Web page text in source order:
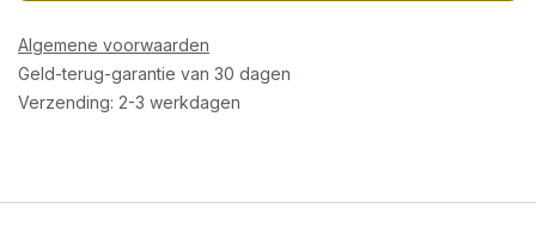
Algemene voorwaarden
Geld-terug-garantie van 30 dagen
Verzending: 2-3 werkdagen